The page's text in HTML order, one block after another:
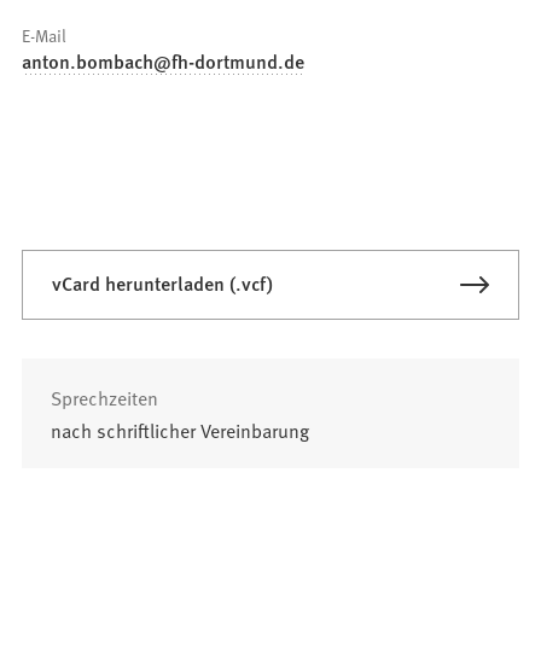
E-Mail
anton.bombach fh-dortmund de
vCard herunterladen (.vcf)
Sprechzeiten
nach schriftlicher Vereinbarung